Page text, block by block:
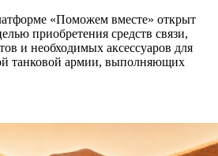
«Поможем вместе» открыт
приобретения средств связи,
и необходимых аксессуаров для
танковой армии, выполняющих